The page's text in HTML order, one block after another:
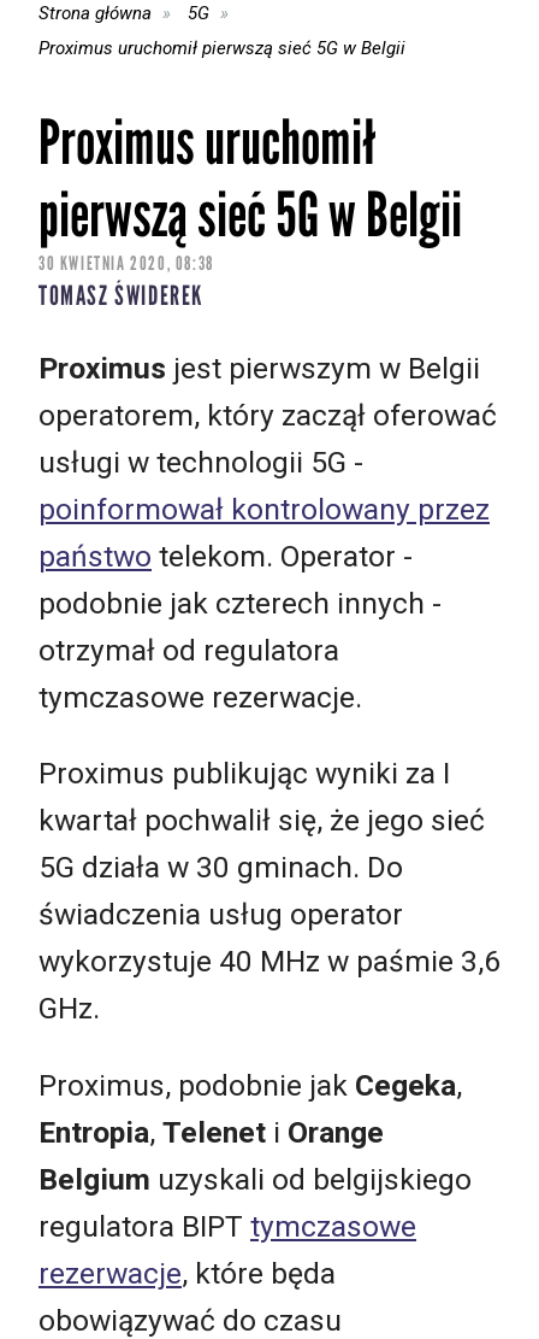
Strona główna
5G
Proximus uruchomił pierwszą sieć 5G w Belgii
Proximus uruchomił
pierwszą sieć 5G w Belgii
30 KWIETNIA 2020, 08:38
TOMASZ ŚWIDEREK
Proximus jest pierwszym w Belgii
operatorem, który zaczął oferować
usługi w technologii 5G -
poinformował kontrolowany przez
państwo telekom. Operator -
podobnie jak czterech innych -
otrzymał od regulatora
tymczasowe rezerwacje.
Proximus publikując wyniki za I
kwartał pochwalił się, że jego sieć
5G działa w 30 gminach. Do
świadczenia usług operator
wykorzystuje 40 MHz w paśmie 3,6
GHz.
Proximus, podobnie jak Cegeka,
Entropia, Telenet i Orange
Belgium uzyskali od belgijskiego
regulatora BIPT tymczasowe
rezerwacje, które będa
obowiązywać do czasu